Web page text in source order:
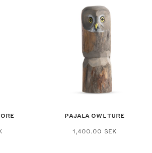
PAJALA OWL TURE
1,400.00 SEK